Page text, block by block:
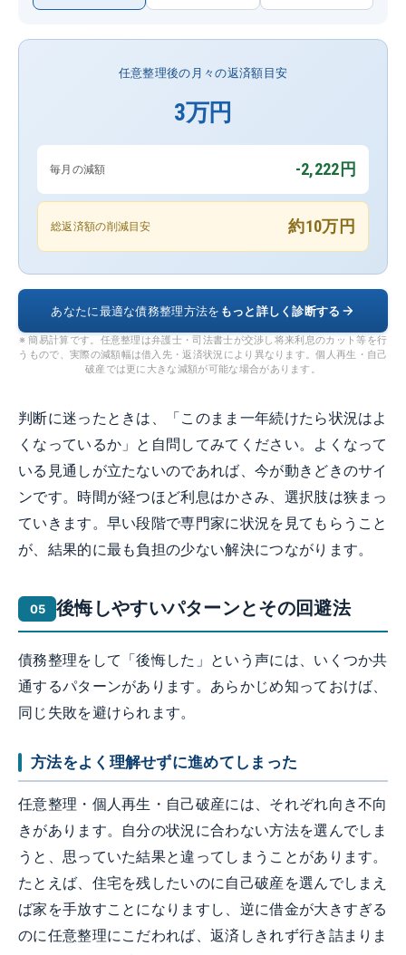
任意整理後の月々の返済額目安
3万円
毎月の減額 -2,222円
総返済額の削減目安 約10万円
あなたに最適な債務整理方法を もっと詳しく診断する
※ 簡易計算です。任意整理は弁護士・司法書士が交渉し将来利息のカット等を行
うもので、実際の減額幅は借入先・返済状況により異なります。個人再生・自己
破産では更に大きな減額が可能な場合があります。
判断に迷ったときは、「このまま一年続けたら状況はよ
くなっているか」と自問してみてください。よくなって
いる見通しが立たないのであれば、今が動きどきのサイ
ンです。時間が経つほど利息はかさみ、選択肢は狭まっ
ていきます。早い段階で専門家に状況を見てもらうこと
が、結果的に最も負担の少ない解決につながります。
後悔しやすいパターンとその回避法
債務整理をして「後悔した」という声には、いくつか共
通するパターンがあります。あらかじめ知っておけば、
同じ失敗を避けられます。
方法をよく理解せずに進めてしまった
任意整理・個人再生・自己破産には、それぞれ向き不向
きがあります。自分の状況に合わない方法を選んでしま
うと、思っていた結果と違ってしまうことがあります。
たとえば、住宅を残したいのに自己破産を選んでしまえ
ば家を手放すことになりますし、逆に借金が大きすぎる
のに任意整理にこだわれば、返済しきれず行き詰まりま